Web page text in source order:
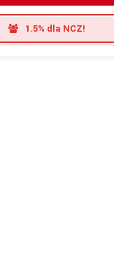
1.5% dla NCZ!